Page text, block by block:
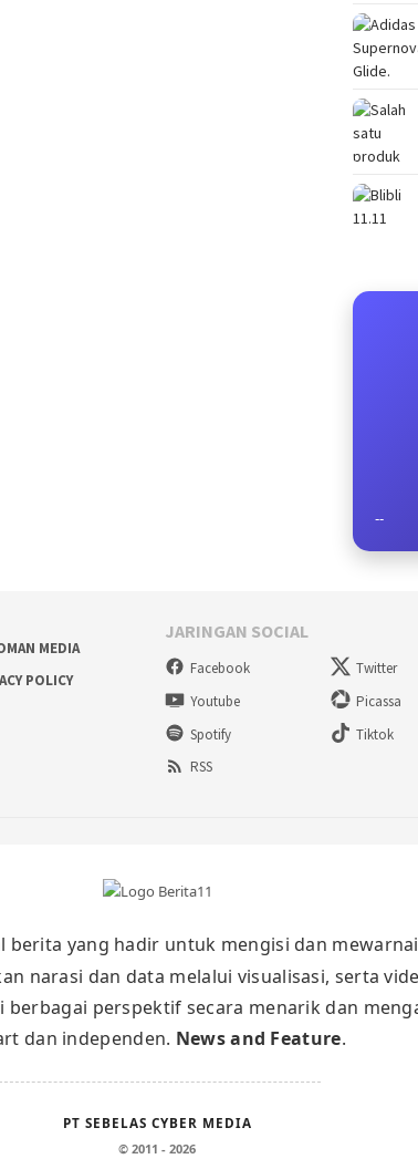
--
MEDIA
POLICY
JARINGAN SOCIAL
Facebook Twitter
Youtube
Picassa
Spotify
Tiktok
RSS
berita yang hadir untuk mengisi dan
narasi dan data melalui visualisasi, serta
perspektif secara menarik dan
dan independen. News and Feature.
PT SEBELAS CYBER MEDIA
© 2011 - 2026